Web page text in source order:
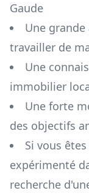
Gaude
Une
travailler de
Une
immobilier
Une forte
des objectifs
Si vous
expérimenté
recherche